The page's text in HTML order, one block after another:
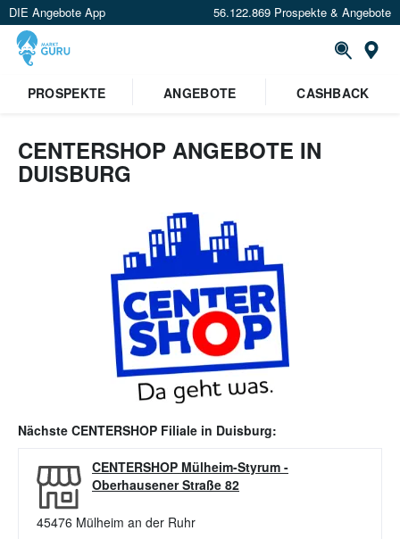
DIE Angebote App 56.122.869 Prospekte & Angebote
PROSPEKTE
ANGEBOTE CASHBACK
CENTERSHOP ANGEBOTE IN
DUISBURG
Nächste CENTERSHOP Filiale in Duisburg:
CENTERSHOP Mülheim-Styrum -
Oberhausener Straße 82
45476 Mülheim an der Ruhr